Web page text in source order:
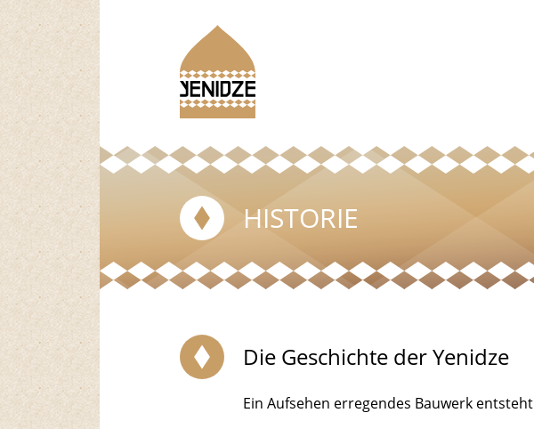
HISTORIE
Die Geschichte der Yenidze
Ein Aufsehen erregendes Bauwerk entsteht